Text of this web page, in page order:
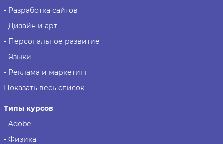
- Разработка сайтов
- Дизайн и арт
- Персональное развитие
- Языки
- Реклама и маркетинг
Показать весь список
Типы курсов
- Adobe
- Физика